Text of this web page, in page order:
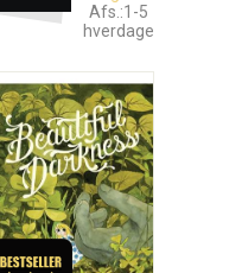
Afs.:1-5
hverdage